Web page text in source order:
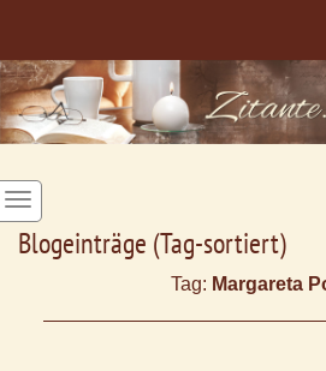
Blogeinträge (Tag-sortiert)
Tag: Margareta